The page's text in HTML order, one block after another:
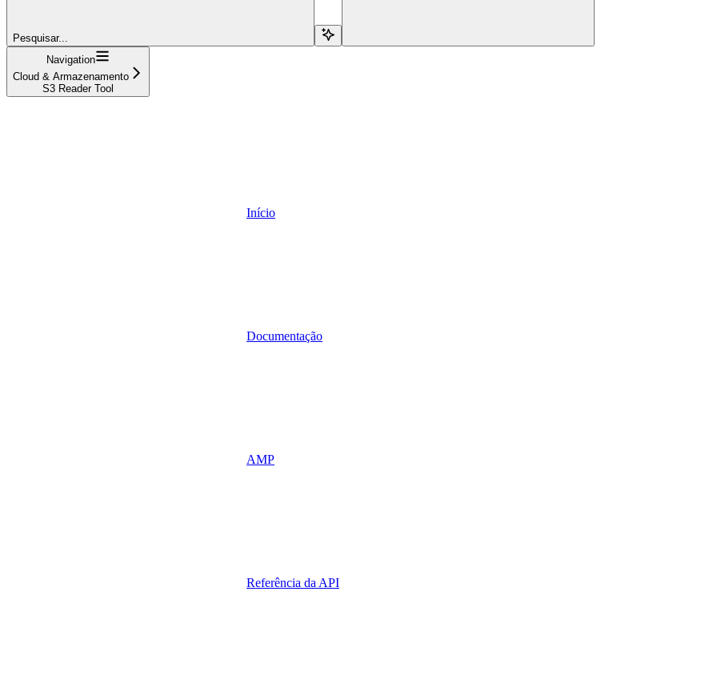
Pesquisar...
Navigation
Cloud & Armazenamento
S3 Reader Tool
Início
Documentação
AMP
Referência da API